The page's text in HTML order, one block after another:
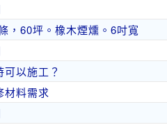
，60坪。橡木煙燻。6吋寬
以施工？
材料需求